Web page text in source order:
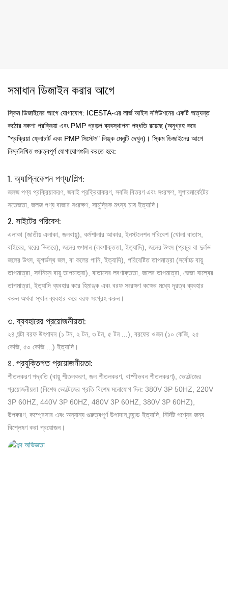
সমাধান ডিজাইন করার আগে
স্কিম ডিজাইনের আগে যোগাযোগ: ICESTA-এর লার্জ আইস সলিউশনের একটি অত্যন্ত
কঠোর নকশা প্রক্রিয়া এবং PMP প্রকল্প ব্যবস্থাপনা পদ্ধতি রয়েছে (অনুগ্রহ করে
"প্রক্রিয়া ফ্লোচার্ট এবং PMP সিস্টেম" লিঙ্ক মেনুটি দেখুন)। স্কিম ডিজাইনের আগে
নিম্নলিখিত গুরুত্বপূর্ণ যোগাযোগগুলি করতে হবে:
1. অ্যাপ্লিকেশন পণ্য/শিল্প:
জলজ পণ্য প্রক্রিয়াকরণ, জবাই প্রক্রিয়াকরণ, সবজি বিতরণ এবং সংরক্ষণ, সুপারমার্কেটের
সতেজতা, জলজ পণ্য বাজার সংরক্ষণ, সামুদ্রিক মৎস্য চাষ ইত্যাদি।
2. সাইটের পরিবেশ:
এলাকা (জাতীয় এলাকা, জলবায়ু), কর্মশালার আকার, ইনস্টলেশন পরিবেশ (খোলা বাতাস,
বাইরের, ঘরের ভিতরে), জলের গুণমান (লবণাক্ততা, ইত্যাদি), জলের উৎস (প্রচুর বা দুর্লভ
জলের উৎস, ভূগর্ভস্থ জল, বা কলের পানি, ইত্যাদি), পরিবেষ্টিত তাপমাত্রা (সর্বোচ্চ বায়ু
তাপমাত্রা, সর্বনিম্ন বায়ু তাপমাত্রা), বাতাসের লবণাক্ততা, জলের তাপমাত্রা, ভেজা বাল্বের
তাপমাত্রা, ইত্যাদি ব্যবহার করে হিমাঙ্ক এবং বরফ সংরক্ষণ কক্ষের মধ্যে দূরত্ব ব্যবহার
করুন অথবা স্থান ব্যবহার করে বরফ সংগ্রহ করুন।
৩. ব্যবহারের প্রয়োজনীয়তা:
২৪ ঘন্টা বরফ উৎপাদন (১ টন, ২ টন, ৩ টন, ৫ টন ...), বরফের ওজন (১০ কেজি, ২৫
কেজি, ৫০ কেজি ...) ইত্যাদি।
৪. প্রযুক্তিগত প্রয়োজনীয়তা:
শীতলকরণ পদ্ধতি (বায়ু শীতলকরণ, জল শীতলকরণ, বাষ্পীভবন শীতলকরণ), ভোল্টেজের
প্রয়োজনীয়তা (বিশেষ ভোল্টেজের প্রতি বিশেষ মনোযোগ দিন: 380V 3P 50HZ, 220V
3P 60HZ, 440V 3P 60HZ, 480V 3P 60HZ, 380V 3P 60HZ),
উপকরণ, কম্প্রেসার এবং অন্যান্য গুরুত্বপূর্ণ উপাদান ব্র্যান্ড ইত্যাদি, নির্দিষ্ট পণ্যের জন্য
বিশ্লেষণ করা প্রয়োজন।